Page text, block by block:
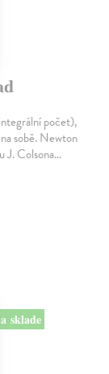
počet),
sobě. Newton
J. Colsona…
sklade